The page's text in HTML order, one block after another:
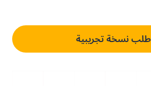
طلب نسخة تجريبية